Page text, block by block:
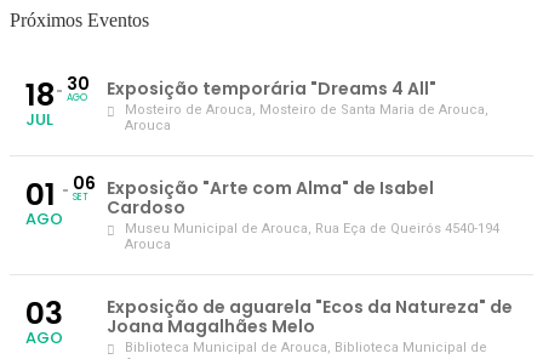
Próximos Eventos
18
JUL
30
AGO Exposição temporária "Dreams 4 All"
Mosteiro de Arouca, Mosteiro de Santa Maria de Arouca,
Arouca
01
AGO
06
SET
Exposição "Arte com Alma" de Isabel
Cardoso
Museu Municipal de Arouca, Rua Eça de Queirós 4540-194
Arouca
03
AGO
Exposição de aguarela "Ecos da Natureza" de
Joana Magalhães Melo
Biblioteca Municipal de Arouca, Biblioteca Municipal de